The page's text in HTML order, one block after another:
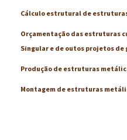
Cálculo estrutural de
Orçamentação das estruturas
Singular e de outos projetos
Produção de estruturas
Montagem de estruturas
X
X
X